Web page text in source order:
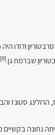
ודודו
שברמת גן.[8]
נתונה בקשיים